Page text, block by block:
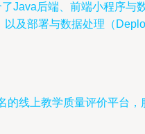
Java后端、前端小程序
及部署与数据处理（
的线上教学质量评价平台，